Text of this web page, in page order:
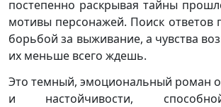
постепенно раскрывая тайны
мотивы персонажей. Поиск ответов
борьбой за выживание, а чувства
их меньше всего ждешь.
Это темный, эмоциональный роман
и настойчивости,